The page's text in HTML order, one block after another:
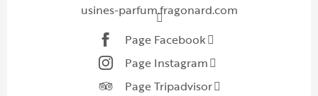
usines-parfum.fragonard.com
Page Facebook
Page Instagram
Page Tripadvisor